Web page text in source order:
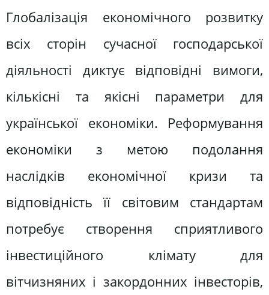
Глобалізація економічного розвитку
всіх сторін сучасної господарської
діяльності диктує відповідні вимоги,
кількісні та якісні параметри для
української економіки. Реформування
економіки з метою подолання
наслідків економічної кризи та
відповідність її світовим стандартам
потребує створення сприятливого
інвестиційного клімату для
вітчизняних і закордонних інвесторів,